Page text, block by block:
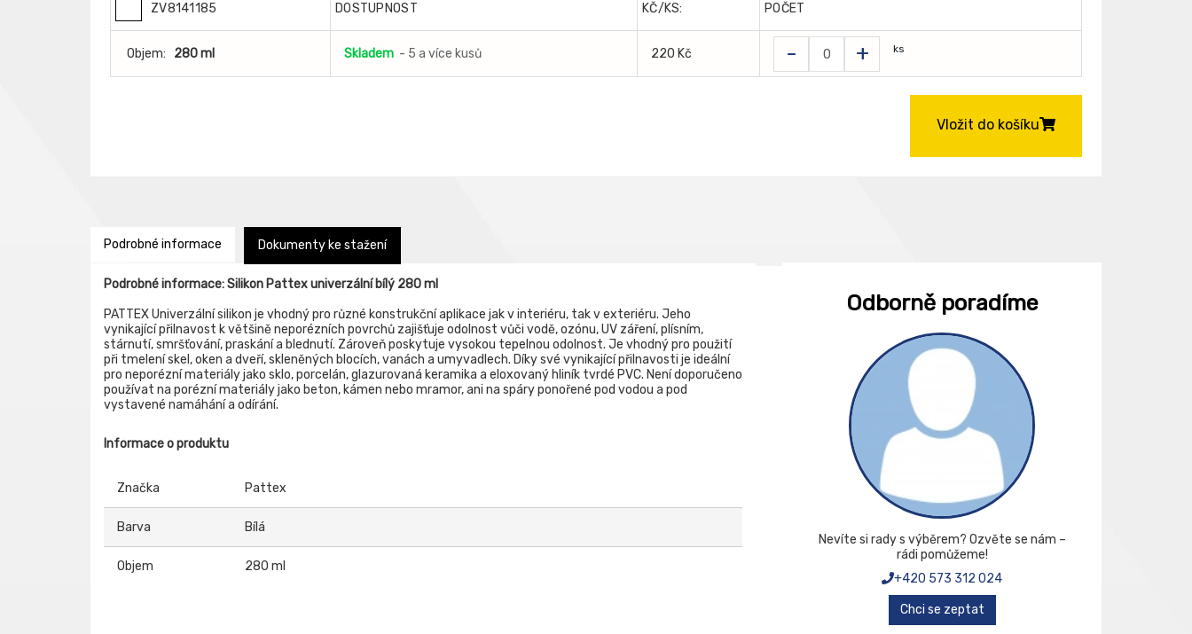
ZV8141185 DOSTUPNOST KČ/KS: POČET
Objem: 280 ml Skladem - 5 a více kusů 220 Kč - + ks
Vložit do košíku
Podrobné informace Dokumenty ke stažení
Podrobné informace: Silikon Pattex univerzální bílý 280 ml
PATTEX Univerzální silikon je vhodný pro různé konstrukční aplikace jak v interiéru, tak v exteriéru. Jeho
vynikající přilnavost k většině neporézních povrchů zajišťuje odolnost vůči vodě, ozónu, UV záření, plísním,
stárnutí, smršťování, praskání a blednutí. Zároveň poskytuje vysokou tepelnou odolnost. Je vhodný pro použití
při tmelení skel, oken a dveří, skleněných blocích, vanách a umyvadlech. Díky své vynikající přilnavosti je ideální
pro neporézní materiály jako sklo, porcelán, glazurovaná keramika a eloxovaný hliník tvrdé PVC. Není doporučeno
používat na porézní materiály jako beton, kámen nebo mramor, ani na spáry ponořené pod vodou a pod
vystavené namáhání a odírání.
Informace o produktu
Značka Pattex
Barva Bílá
Objem 280 ml
Odborně poradíme
Nevíte si rady s výběrem? Ozvěte se nám –
rádi pomůžeme!
+420 573 312 024
Chci se zeptat